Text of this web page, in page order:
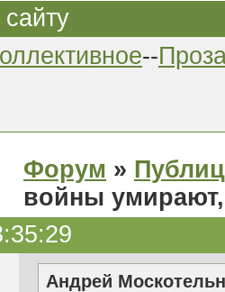
--
Форум »
войны
Андрей